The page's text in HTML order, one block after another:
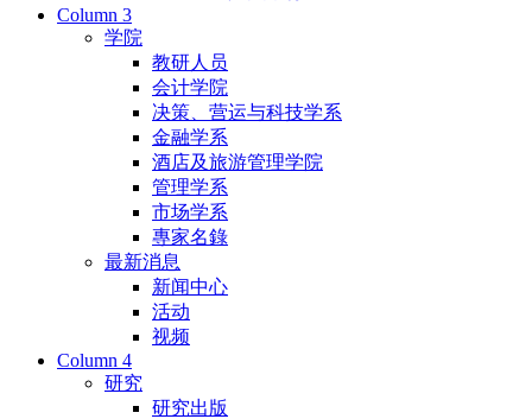
Column 3
学院
教研人员
会计学院
决策、营运与科技学系
金融学系
酒店及旅游管理学院
管理学系
市场学系
專家名錄
最新消息
新闻中心
活动
视频
Column 4
研究
研究出版